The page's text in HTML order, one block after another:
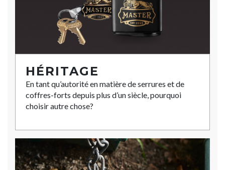
HÉRITAGE
En tant qu’autorité en matière de serrures et de
coffres-forts depuis plus d’un siècle, pourquoi
choisir autre chose?